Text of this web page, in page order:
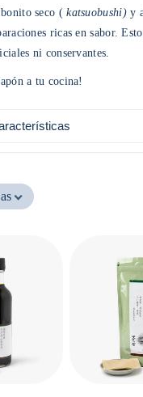
bonito seco (katsuobushi)y
ricas en sabor.
ni conservantes.
a tu cocina!